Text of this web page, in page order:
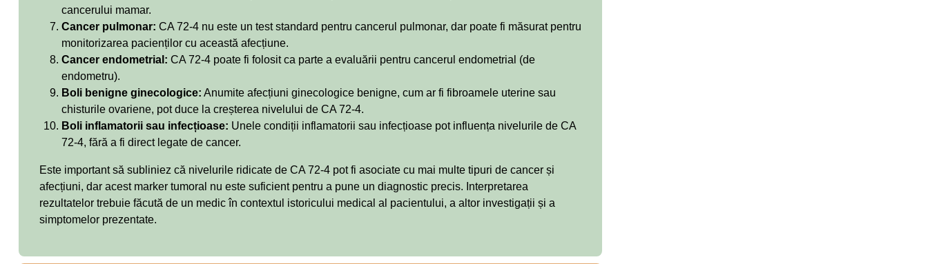
cancerului mamar.
Cancer pulmonar: CA 72-4 nu este un test standard pentru cancerul pulmonar, dar poate fi măsurat pentru
monitorizarea pacienților cu această afecțiune.
Cancer endometrial: CA 72-4 poate fi folosit ca parte a evaluării pentru cancerul endometrial (de
endometru).
Boli benigne ginecologice: Anumite afecțiuni ginecologice benigne, cum ar fi fibroamele uterine sau
chisturile ovariene, pot duce la creșterea nivelului de CA 72-4.
Boli inflamatorii sau infecțioase: Unele condiții inflamatorii sau infecțioase pot influența nivelurile de CA
72-4, fără a fi direct legate de cancer.
Este important să subliniez că nivelurile ridicate de CA 72-4 pot fi asociate cu mai multe tipuri de cancer și
afecțiuni, dar acest marker tumoral nu este suficient pentru a pune un diagnostic precis. Interpretarea
rezultatelor trebuie făcută de un medic în contextul istoricului medical al pacientului, a altor investigații și a
simptomelor prezentate.